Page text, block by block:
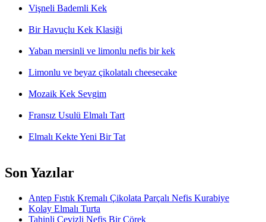
Vişneli Bademli Kek
Bir Havuçlu Kek Klasiği
Yaban mersinli ve limonlu nefis bir kek
Limonlu ve beyaz çikolatalı cheesecake
Mozaik Kek Sevgim
Fransız Usulü Elmalı Tart
Elmalı Kekte Yeni Bir Tat
Son Yazılar
Antep Fıstık Kremalı Çikolata Parçalı Nefis Kurabiye
Kolay Elmalı Turta
Tahinli Cevizli Nefis Bir Çörek